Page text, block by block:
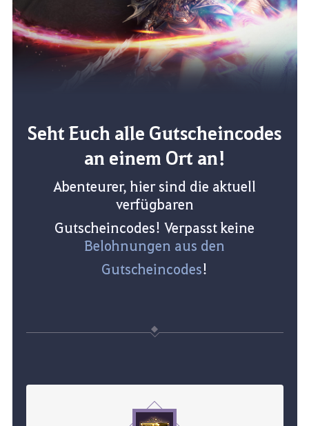
Seht Euch alle Gutscheincodes
an einem Ort an!
Abenteurer, hier sind die aktuell
verfügbaren
Gutscheincodes! Verpasst keine
Belohnungen aus den
Gutscheincodes!